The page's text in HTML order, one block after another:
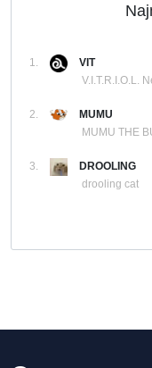
1.
VIT
V.I.T.R.I.O.L.
2.
MUMU
MUMU THE
3.
DROOLING
drooling cat